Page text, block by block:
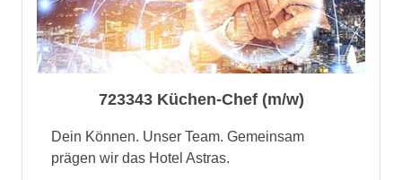
723343 Küchen-Chef (m/w)
Dein Können. Unser Team. Gemeinsam
prägen wir das Hotel Astras.